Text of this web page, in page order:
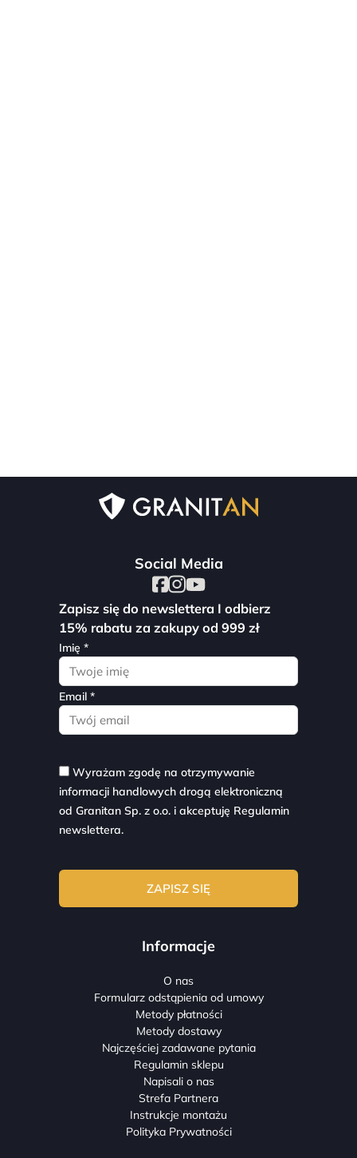
Social Media
Zapisz się do newslettera I odbierz
15% rabatu za zakupy od 999 zł
Imię *
Email *
Wyrażam zgodę na otrzymywanie
informacji handlowych drogą elektroniczną
od Granitan Sp. z o.o. i akceptuję Regulamin
newslettera.
Informacje
O nas
Formularz odstąpienia od umowy
Metody płatności
Metody dostawy
Najczęściej zadawane pytania
Regulamin sklepu
Napisali o nas
Strefa Partnera
Instrukcje montażu
Polityka Prywatności